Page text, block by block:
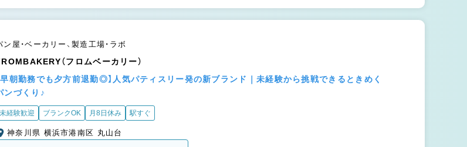
ン屋・ベーカリー、製造工場・ラボ
（フロムベーカリー）
早朝勤務でも夕方前退勤◎】人気パティスリー発の新ブランド｜未経験から挑戦できるときめく
ンづくり♪
未経験歓迎 ブランクOK 月8日休み 駅すぐ
神奈川県 横浜市港南区 丸山台